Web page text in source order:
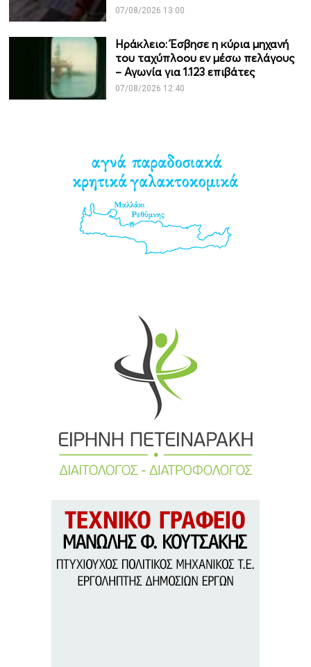
07/08/2026 13:00
Ηράκλειο: Έσβησε η κύρια μηχανή
του ταχύπλοου εν μέσω πελάγους
– Αγωνία για 1.123 επιβάτες
07/08/2026 12:40